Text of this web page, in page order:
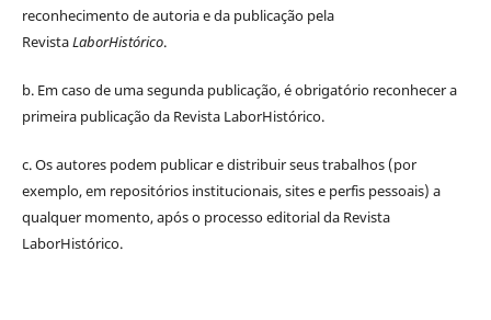
reconhecimento de autoria e da publicação pela
RevistaLaborHistórico.
b. Em caso de uma segunda publicação, é obrigatório reconhecer a
primeira publicação da Revista LaborHistórico.
c. Os autores podem publicar e distribuir seus trabalhos (por
exemplo, em repositórios institucionais, sites e perfis pessoais) a
qualquer momento, após o processo editorial da Revista
LaborHistórico.